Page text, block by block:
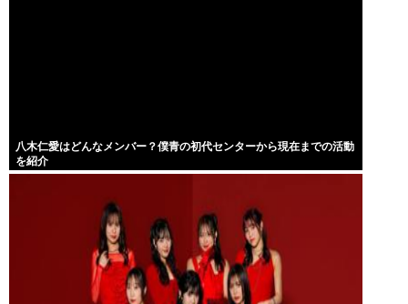
八木仁愛はどんなメンバー？僕青の初代センターから現在までの活動
を紹介